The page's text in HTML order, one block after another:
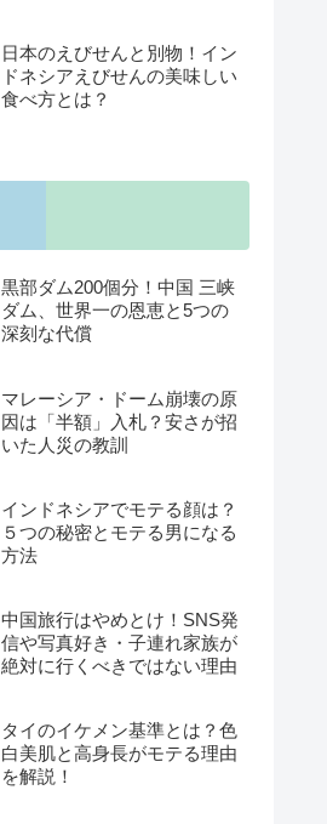
日本のえびせんと別物！イン
ドネシアえびせんの美味しい
食べ方とは？
黒部ダム200個分！中国 三峡
ダム、世界一の恩恵と5つの
深刻な代償
マレーシア・ドーム崩壊の原
因は「半額」入札？安さが招
いた人災の教訓
インドネシアでモテる顔は？
５つの秘密とモテる男になる
方法
中国旅行はやめとけ！SNS発
信や写真好き・子連れ家族が
絶対に行くべきではない理由
タイのイケメン基準とは？色
白美肌と高身長がモテる理由
を解説！